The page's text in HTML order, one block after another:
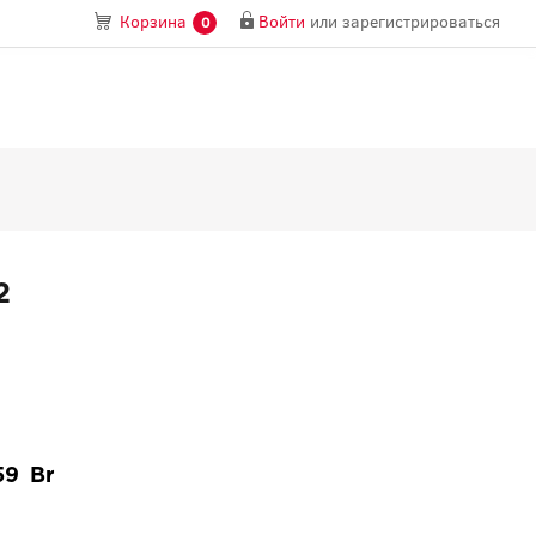
Корзина 0 Войти или зарегистрироваться